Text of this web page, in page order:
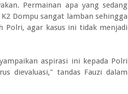
Permainan apa yang sedang
Dompu sangat lamban sehingga
Polri, agar kasus ini tidak menjadi
aspirasi ini kepada Polri
dievaluasi," tandas Fauzi dalam